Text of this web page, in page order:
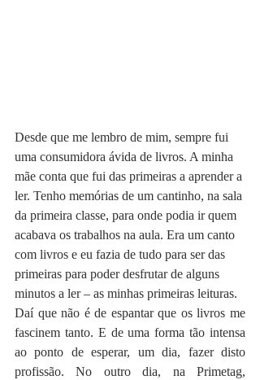
Desde que me lembro de mim, sempre fui
uma consumidora ávida de livros. A minha
mãe conta que fui das primeiras a aprender a
ler. Tenho memórias de um cantinho, na sala
da primeira classe, para onde podia ir quem
acabava os trabalhos na aula. Era um canto
com livros e eu fazia de tudo para ser das
primeiras para poder desfrutar de alguns
minutos a ler – as minhas primeiras leituras.
Daí que não é de espantar que os livros me
fascinem tanto. E de uma forma tão intensa
ao ponto de esperar, um dia, fazer disto
profissão. No outro dia, na Primetag,